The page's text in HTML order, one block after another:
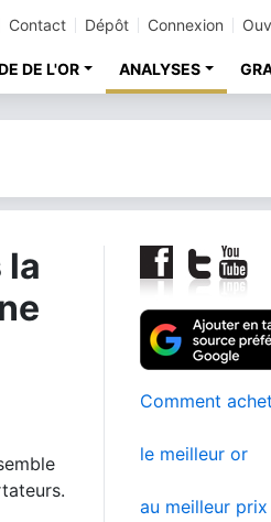
Contact Dépôt Connexion
DE L'OR ANALYSES
la
Comment
le meilleur or
au meilleur prix